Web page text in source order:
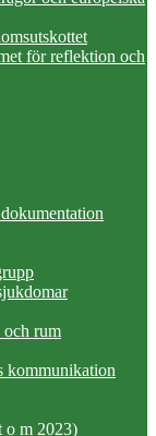
för reflektion och
rum
kommunikation
o m 2023)